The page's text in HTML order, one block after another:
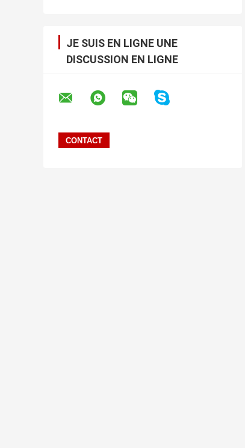
JE SUIS EN LIGNE UNE
DISCUSSION EN LIGNE